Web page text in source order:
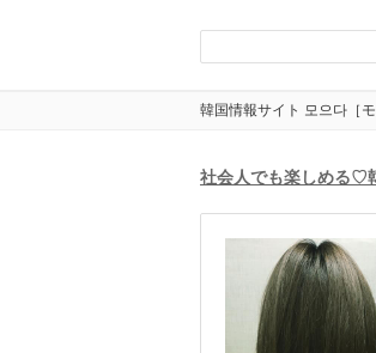
韓国情報サイト 모으다［モ
社会人でも楽しめる♡